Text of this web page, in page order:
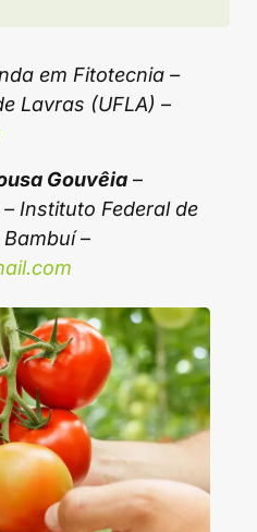
em Fitotecnia –
Lavras (UFLA) –
Gouvêia –
Instituto Federal de
–